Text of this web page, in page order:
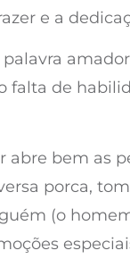
e a
falta de
abre bem as
porca,
(o